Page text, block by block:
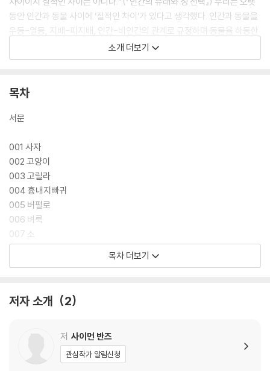
동안 인간과 동물 사이에 ‘질적인 차이’가 있다고 생각했다. 인간과 동물을
우등-열등, 지배-피지배, 인간-비인간의 관계로 규정하며 동물을 하등한
존재로 취급했다. 이는 우리의 역사관에도 그대로 반영되어 세계사 속에서
동물을 의식적으로 (또는 무의식적으로) 소외시켰다. 하지만 우리 인간도
동물이고 포유류이며 영장류에 속한다. 침팬지와 DNA를 98퍼센트 이상
한다. 역사는 지구상에 공존하는 ‘비인간’ 동물들과 떼려야 뗄 수 없다. 세
계사에서 적어도 절반 이상은 동물이 주인공이었다. 이 책은 ‘인간’과 ‘비인
간’을 구분 짓는 낡은 이분법적 역사관을 과감히 뒤집는다. 저자는 세계사
에 큰 영향을 미친 100가지 동물을 엄선했다. 티라노사우루스와 시조새부
터 바퀴벌레와 지렁이에 이르기까지 그동안 우리가 소외시켰던 역사 속의
주인공들을 다시 소환한다. 100가지 동물을 하나씩 살피다 보면 어느새 세
계사가 퍼즐처럼 맞춰진다. 이 책을 읽는 독자들은 역사 속에서 인간과 공
존해온 동물들에 대한 새로운 관점을 갖게 될 것이다. 더불어 앞으로 지구
상에서 동물들과 공생하는 길을 모색할 소중한 기회를 얻게 될 것이다.
종 한 종 다룰 때마다 특유의 따뜻한 시각을 견지하면서도 최신 과학에 근
있는 위트가 버무려진 필력도 돋보인다. 총 728쪽에 이르는 분량만큼이나
다루는 지식과 정보가 방대하다. 인문학과 자연과학을 넘나들며 지식의 대
통합을 이룬다. 가히 독보적인 “동물 세계사 백과사전”이라 할 만하다. 20
소개 더보기
목차
서문
001 사자
002 고양이
003 고릴라
004 흉내지빠귀
005 버펄로
006 벼룩
007 소
008 대왕고래
012 꿀벌
016 판다
목차 더보기
저자 소개 2
저 사이먼 반즈
관심작가 알림신청